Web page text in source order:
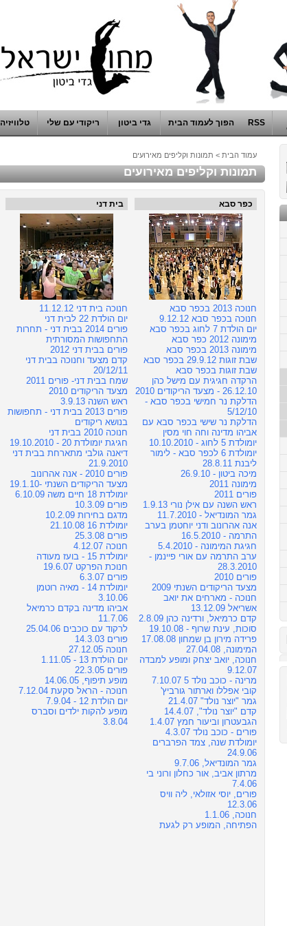
RSS הפוך לעמוד הבית גדי ביטון ריקודי עם שלי טלוויזיה
עמוד הבית > תמונות וקליפים מאירועים
תמונות וקליפים מאירועים
כפר סבא
חנוכה 2013 בכפר סבא
חנוכה בכפר סבא 9.12.12
יום הולדת 7 לחוג בכפר סבא
מימונה 2012 כפר סבא
מימונה 2013 בכפר סבא
שבת זוגות 29.9.12 בכפר סבא
שבת זוגות בכפר סבא
הרקדה חגיגית עם מישל כהן
26.12.10 - מצעד הריקודים 2010
הדלקת נר חמישי בכפר סבא -
5/12/10
הדלקת נר שישי בכפר סבא עם
אביהו מדינה וחה חוי מסין
יומולדת 5 לחוג - 10.10.2010
יומולדת 6 לכפר סבא - לימור
ליבנת 28.8.11
מיכה ביטון - 26.9.10
מימונה 2011
פורים 2011
ראש השנה עם אילן נורי 1.9.13
גמר המונדיאל - 11.7.2010
אנה אהרונוב ודני יוחטמן בערב
התרמה - 16.5.2010
חגיגת המימונה - 5.4.2010
ערב התרמה עם אורי פיינמן -
28.3.2010
פורים 2010
מצעד הריקודים השנתי 2009
חנוכה - מארחים את יואב
אשריאל 13.12.09
קדם כרמיאל, ורדינה כהן 2.8.09
סוכות, עינת שרוף - 19.10.08
פרידה מירון בן שמחון 17.08.08
המימונה, 27.04.08
חנוכה, יואב יצחק ומופע למבדה
9.12.07
מרינה - כוכב נולד 5 7.10.07
קובי אפללו וארתור גורביץ'
גמר "יוצר נולד" 21.4.07
קדם "יוצר נולד", 14.4.07
הגבעטרון וביעור חמץ 1.4.07
פורים - כוכב נולד 4.3.07
יומולדת שנה, צמד הפרברים
24.9.06
גמר המונדיאל, 9.7.06
מרתון אביב, אור כחלון ורוני בי
7.4.06
פורים, יוסי אזולאי, ליה וויס
12.3.06
חנוכה, 1.1.06
הפתיחה, המופע רק לגעת
בית דני
חנוכה בית דני 11.12.12
יום הולדת 22 לבית דני
פורים 2014 בבית דני - תחרות
התחפושות המסורתית
פורים בבית דני 2012
קדם מצעד וחנוכה בבית דני
20/12/11
שמח בבית דני- פורים 2011
מצעד הריקודים 2010
ראש השנה 3.9.13
פורים 2013 בבית דני - תחפושות
בנושא ריקודים
חנוכה 2010 בבית דני
חגיגת יומולדת 20 - 19.10.2010
דיאנה גולבי מתארחת בבית דני
21.9.2010
פורים 2010 - אנה אהרונוב
מצעד הריקודים השנתי -19.1.10
יומולדת 18 חיים משה 6.10.09
פורים 10.3.09
מדגם בחירות 10.2.09
יומולדת 16 21.10.08
פורים 25.3.08
חנוכה 4.12.07
יומולדת 15 - בועז מעודה
חנוכת הפרקט 19.6.07
פורים 6.3.07
יומולדת 14 - מאיה רוטמן
3.10.06
אביהו מדינה בקדם כרמיאל
11.7.06
לרקוד עם כוכבים 25.04.06
פורים 14.3.03
חנוכה 27.12.05
יום הולדת 13 - 1.11.05
פורים 22.3.05
מופע תיפוף, 14.06.05
חנוכה - הראל סקעת 7.12.04
יום הולדת 12 - 7.9.04
מופע להקות ילדים וסברס
3.8.04